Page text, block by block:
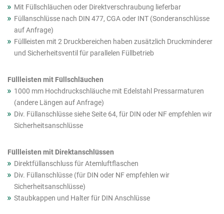
Mit Füllschläuchen oder Direktverschraubung lieferbar
Füllanschlüsse nach DIN 477, CGA oder INT (Sonderanschlüsse
auf Anfrage)
Füllleisten mit 2 Druckbereichen haben zusätzlich Druckminderer
und Sicherheitsventil für parallelen Füllbetrieb
Füllleisten mit Füllschläuchen
1000 mm Hochdruckschläuche mit Edelstahl Pressarmaturen
(andere Längen auf Anfrage)
Div. Füllanschlüsse siehe Seite 64, für DIN oder NF empfehlen wir
Sicherheitsanschlüsse
Füllleisten mit Direktanschlüssen
Direktfüllanschluss für Atemluftflaschen
Div. Füllanschlüsse (für DIN oder NF empfehlen wir
Sicherheitsanschlüsse)
Staubkappen und Halter für DIN Anschlüsse